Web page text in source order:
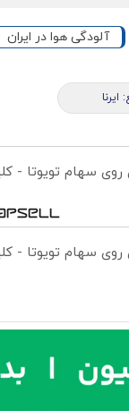
آلودگی هوا در ایران
ایرنا
روی سهام تویوتا -
روی سهام تویوتا -